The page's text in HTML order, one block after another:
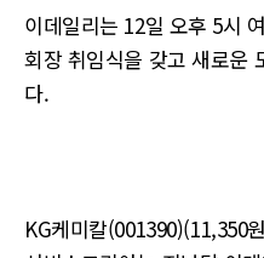
이데일리는 12일 오후 5시
회장 취임식을 갖고 새로운
다.
KG케미칼(001390)(11,350